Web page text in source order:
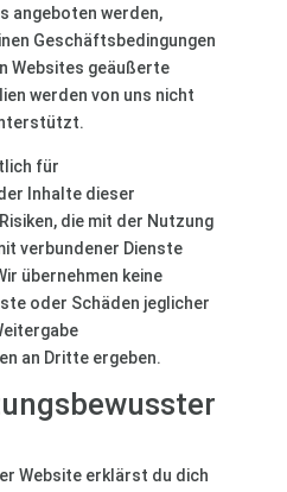
angeboten werden,
Geschäftsbedingungen
Websites geäußerte
werden von uns nicht
für
Inhalte dieser
die mit der Nutzung
verbundener Dienste
übernehmen keine
oder Schäden jeglicher
an Dritte ergeben.
Website erklärst du dich